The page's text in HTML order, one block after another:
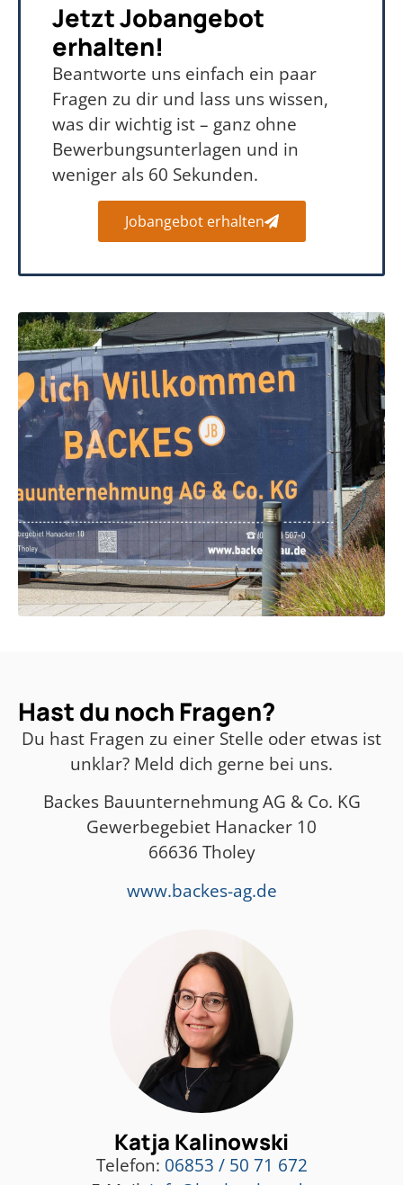
Jetzt Jobangebot
erhalten!
Beantworte uns einfach ein paar
Fragen zu dir und lass uns wissen,
was dir wichtig ist – ganz ohne
Bewerbungsunterlagen und in
weniger als 60 Sekunden.
Jobangebot erhalten
Hast du noch Fragen?
Du hast Fragen zu einer Stelle oder etwas ist
unklar? Meld dich gerne bei uns.
Backes Bauunternehmung AG & Co. KG
Gewerbegebiet Hanacker 10
66636 Tholey
www.backes-ag.de
Katja Kalinowski
Telefon: 06853 / 50 71 672